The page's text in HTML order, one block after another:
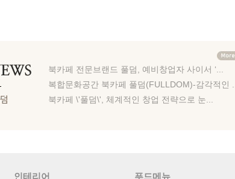
북카페 전문브랜드 풀덤, 예비창업자 사이서 ‘...
복합문화공간 북카페 풀덤(FULLDOM)-감각적인 ...
북카페 \'풀덤\', 체계적인 창업 전략으로 눈...
인테리어 푸드메뉴